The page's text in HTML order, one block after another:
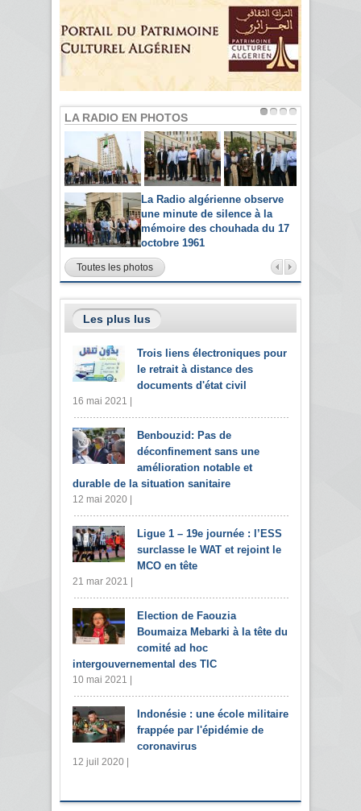
LA RADIO EN PHOTOS
La Radio algérienne observe
une minute de silence à la
mémoire des chouhada du 17
octobre 1961
Toutes les photos
Les plus lus
Trois liens électroniques pour
le retrait à distance des
documents d'état civil
16 mai 2021 |
Benbouzid: Pas de
déconfinement sans une
amélioration notable et
durable de la situation sanitaire
12 mai 2020 |
Ligue 1 – 19e journée : l’ESS
surclasse le WAT et rejoint le
MCO en tête
21 mar 2021 |
Election de Faouzia
Boumaiza Mebarki à la tête du
comité ad hoc
intergouvernemental des TIC
10 mai 2021 |
Indonésie : une école militaire
frappée par l'épidémie de
coronavirus
12 juil 2020 |